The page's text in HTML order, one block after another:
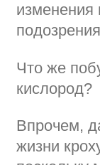
Что же
кислород?
Впрочем,
жизни